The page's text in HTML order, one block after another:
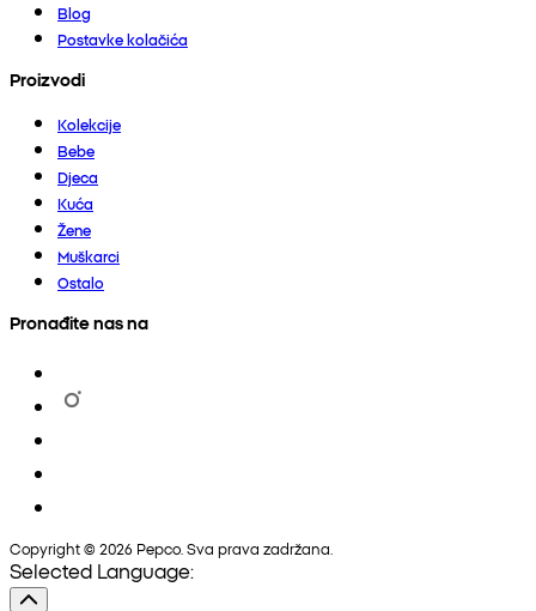
Blog
Postavke kolačića
Proizvodi
Kolekcije
Bebe
Djeca
Kuća
Žene
Muškarci
Ostalo
Pronađite nas na
Copyright © 2026 Pepco. Sva prava zadržana.
Selected Language: